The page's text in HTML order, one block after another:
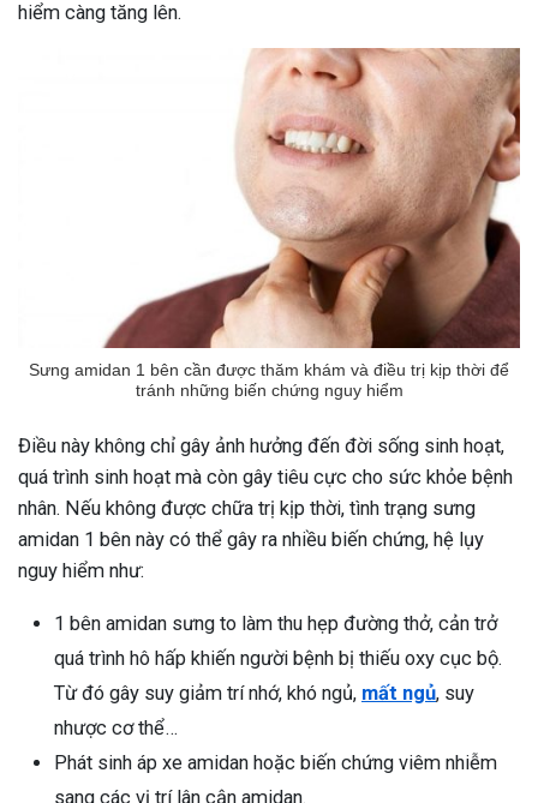
hiểm càng tăng lên.
Sưng amidan 1 bên cần được thăm khám và điều trị kịp thời để
tránh những biến chứng nguy hiểm
Điều này không chỉ gây ảnh hưởng đến đời sống sinh hoạt,
quá trình sinh hoạt mà còn gây tiêu cực cho sức khỏe bệnh
nhân. Nếu không được chữa trị kịp thời, tình trạng sưng
amidan 1 bên này có thể gây ra nhiều biến chứng, hệ lụy
nguy hiểm như:
1 bên amidan sưng to làm thu hẹp đường thở, cản trở
quá trình hô hấp khiến người bệnh bị thiếu oxy cục bộ.
Từ đó gây suy giảm trí nhớ, khó ngủ, mất ngủ, suy
nhược cơ thể…
Phát sinh áp xe amidan hoặc biến chứng viêm nhiễm
sang các vị trí lân cận amidan.